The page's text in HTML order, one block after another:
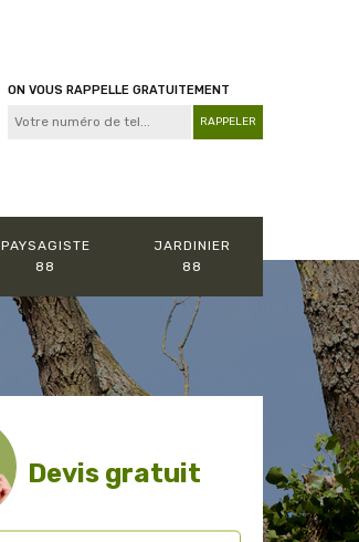
ON VOUS RAPPELLE GRATUITEMENT
PAYSAGISTE
88
JARDINIER
88
Devis gratuit